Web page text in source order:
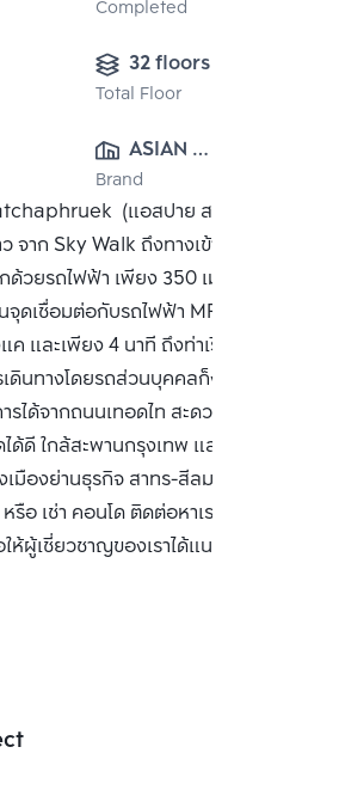
Completed
32 floors
Total Floor
ASIAN
PROPERTY
(2014) CO., LTD.
Brand
(แอสปาย สาทร -
าก Sky Walk ถึงทางเข้า-ออก
วยรถไฟฟ้า เพียง 350 เมตร ถึง BTS
ดเชื่อมต่อกับรถไฟฟ้า MRT สาย
และเพียง 4 นาที ถึงท่าเรือสะพาน
ดินทางโดยรถส่วนบุคคลก็ง่ายดาย
ได้จากถนนเทอดไท สะดวกทุกเส้นทาง
ดี ใกล้สะพานกรุงเทพ และ สะพาน
มืองย่านธุรกิจ สาทร-สีลม ได้อย่าง
รือ เช่า คอนโด ติดต่อหาเรา Bangkok
ผู้เชี่ยวชาญของเราได้แนะนำคอนโดให้